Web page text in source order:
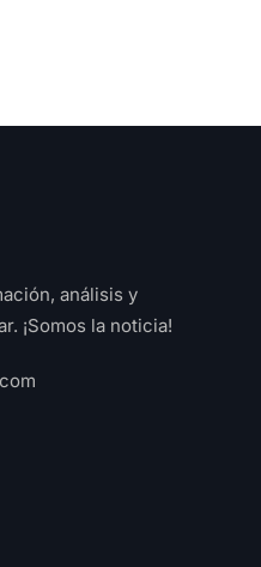
análisis y
¡Somos la noticia!